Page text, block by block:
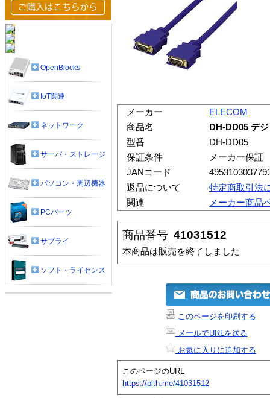
メーカー
ELECOM
商品名
DH-DD05 デ
型番
DH-DD05
保証条件
メーカー保証
JANコード
返品について
特定商取引法
関連
メーカー商品
商品番号 41031512
本商品は販売を終了しました
このページを印刷する
メールでURLを送る
お気に入りに追加する
このページのURL
https://plth.me/41031512
OpenBlocks
IoT関連
ネットワーク
サーバ・ストレージ
パソコン・周辺機器
PCパーツ
サプライ
ソフト・ライセンス